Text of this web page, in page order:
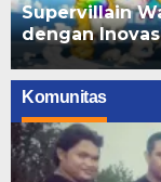
Supervillain
dengan
Komunitas